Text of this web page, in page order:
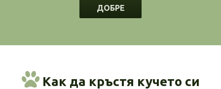
ДОБРЕ
Как да кръстя кучето си